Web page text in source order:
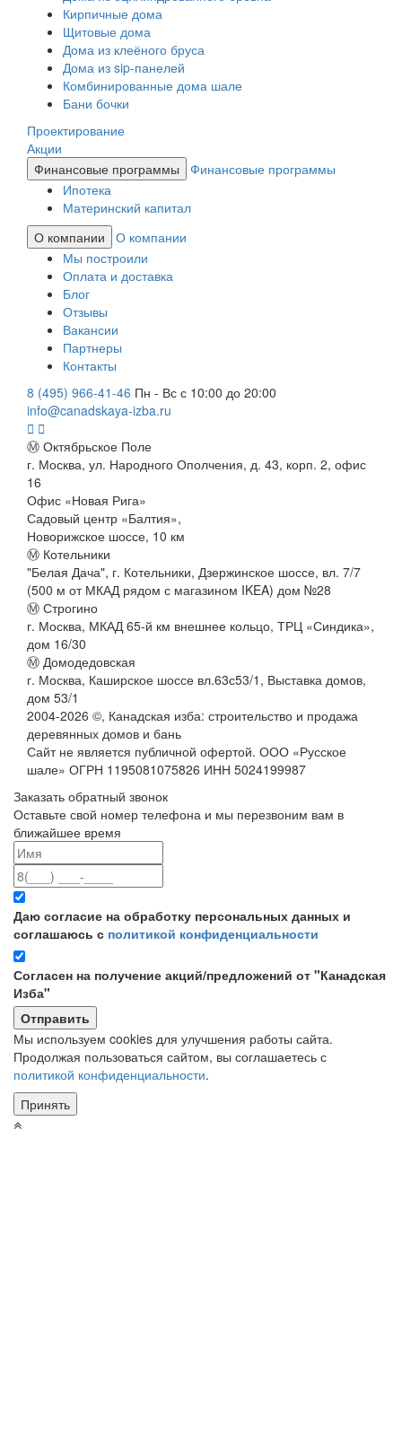
Кирпичные дома
Щитовые дома
Дома из клеёного бруса
Дома из sip-панелей
Комбинированные дома шале
Бани бочки
Проектирование
Акции
Финансовые программы
Финансовые программы
Ипотека
Материнский капитал
О компании
О компании
Мы построили
Оплата и доставка
Блог
Отзывы
Вакансии
Партнеры
Контакты
8 (495) 966-41-46 Пн - Вс с 10:00 до 20:00
info@canadskaya-izba.ru
Ⓜ Октябрьское Поле
г. Москва, ул. Народного Ополчения, д. 43, корп. 2, офис
16
Офис «Новая Рига»
Садовый центр «Балтия»,
Новорижское шоссе, 10 км
Ⓜ Котельники
"Белая Дача", г. Котельники, Дзержинское шоссе, вл. 7/7
(500 м от МКАД рядом с магазином IKEA) дом №28
Ⓜ Строгино
г. Москва, МКАД 65-й км внешнее кольцо, ТРЦ «Синдика»,
дом 16/30
Ⓜ Домодедовская
г. Москва, Каширское шоссе вл.63с53/1, Выставка домов,
дом 53/1
2004-2026 ©, Канадская изба: строительство и продажа
деревянных домов и бань
Сайт не является публичной офертой. ООО «Русское
шале» ОГРН 1195081075826 ИНН 5024199987
Заказать обратный звонок
Оставьте свой номер телефона и мы перезвоним вам в
ближайшее время
Даю согласие на обработку персональных данных и
соглашаюсь с политикой конфиденциальности
Согласен на получение акций/предложений от "Канадская
Изба"
Мы используем cookies для улучшения работы сайта.
Продолжая пользоваться сайтом, вы соглашаетесь с
политикой конфиденциальности.
Принять